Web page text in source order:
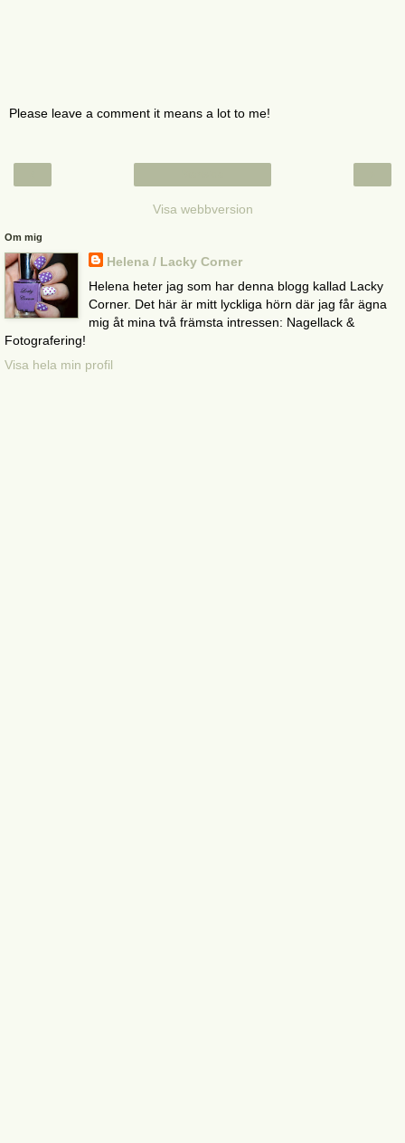
Please leave a comment it means a lot to me!
Visa webbversion
Om mig
Helena / Lacky Corner
Helena heter jag som har denna blogg kallad Lacky
Corner. Det här är mitt lyckliga hörn där jag får ägna
mig åt mina två främsta intressen: Nagellack &
Fotografering!
Visa hela min profil